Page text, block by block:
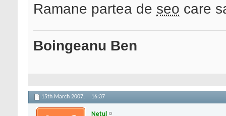
Ramane partea de seo care
Boingeanu Ben
15th March 2007, 16:37
Netul